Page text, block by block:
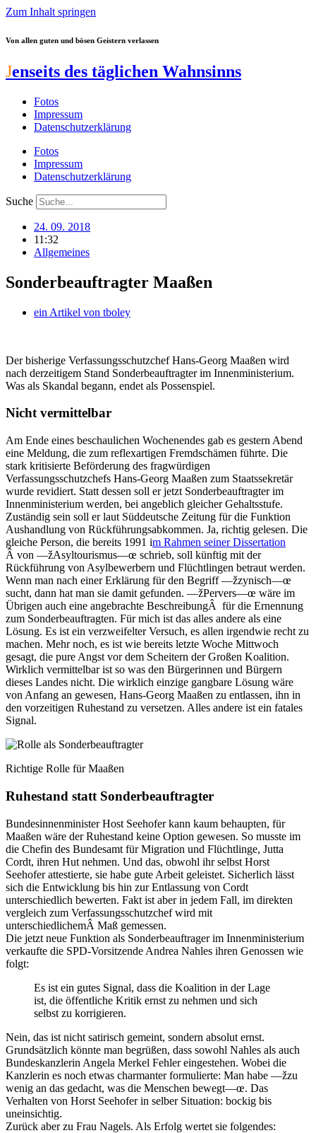
Zum Inhalt springen
Von allen guten und bösen Geistern verlassen
Jenseits des täglichen Wahnsinns
Fotos
Impressum
Datenschutzerklärung
Fotos
Impressum
Datenschutzerklärung
Suche
24. 09. 2018
11:32
Allgemeines
Sonderbeauftragter Maaßen
ein Artikel von tboley
Der bisherige Verfassungsschutzchef Hans-Georg Maaßen wird
nach derzeitigem Stand Sonderbeauftragter im Innenministerium.
Was als Skandal begann, endet als Possenspiel.
Nicht vermittelbar
Am Ende eines beschaulichen Wochenendes gab es gestern Abend
eine Meldung, die zum reflexartigen Fremdschämen führte. Die
stark kritisierte Beförderung des fragwürdigen
Verfassungsschutzchefs Hans-Georg Maaßen zum Staatssekretär
wurde revidiert. Statt dessen soll er jetzt Sonderbeauftragter im
Innenministerium werden, bei angeblich gleicher Gehaltsstufe.
Zuständig sein soll er laut Süddeutsche Zeitung für die Funktion
Aushandlung von Rückführungsabkommen. Ja, richtig gelesen. Die
gleiche Person, die bereits 1991 im Rahmen seiner Dissertation
Â von —žAsyltourismus—œ schrieb, soll künftig mit der
Rückführung von Asylbewerbern und Flüchtlingen betraut werden.
Wenn man nach einer Erklärung für den Begriff —žzynisch—œ
sucht, dann hat man sie damit gefunden. —žPervers—œ wäre im
Übrigen auch eine angebrachte BeschreibungÂ für die Ernennung
zum Sonderbeauftragten. Für mich ist das alles andere als eine
Lösung. Es ist ein verzweifelter Versuch, es allen irgendwie recht zu
machen. Mehr noch, es ist wie bereits letzte Woche Mittwoch
gesagt, die pure Angst vor dem Scheitern der Großen Koalition.
Wirklich vermittelbar ist so was den Bürgerinnen und Bürgern
dieses Landes nicht. Die wirklich einzige gangbare Lösung wäre
von Anfang an gewesen, Hans-Georg Maaßen zu entlassen, ihn in
den vorzeitigen Ruhestand zu versetzen. Alles andere ist ein fatales
Signal.
Richtige Rolle für Maaßen
Ruhestand statt Sonderbeauftragter
Bundesinnenminister Host Seehofer kann kaum behaupten, für
Maaßen wäre der Ruhestand keine Option gewesen. So musste im
die Chefin des Bundesamt für Migration und Flüchtlinge, Jutta
Cordt, ihren Hut nehmen. Und das, obwohl ihr selbst Horst
Seehofer attestierte, sie habe gute Arbeit geleistet. Sicherlich lässt
sich die Entwicklung bis hin zur Entlassung von Cordt
unterschiedlich bewerten. Fakt ist aber in jedem Fall, im direkten
vergleich zum Verfassungsschutzchef wird mit
unterschiedlichemÂ Maß gemessen.
Die jetzt neue Funktion als Sonderbeauftrager im Innenministerium
verkaufte die SPD-Vorsitzende Andrea Nahles ihren Genossen wie
folgt:
Es ist ein gutes Signal, dass die Koalition in der Lage
ist, die öffentliche Kritik ernst zu nehmen und sich
selbst zu korrigieren.
Nein, das ist nicht satirisch gemeint, sondern absolut ernst.
Grundsätzlich könnte man begrüßen, dass sowohl Nahles als auch
Bundeskanzlerin Angela Merkel Fehler eingestehen. Wobei die
Kanzlerin es noch etwas charmanter formulierte: Man habe —žzu
wenig an das gedacht, was die Menschen bewegt—œ. Das
Verhalten von Horst Seehofer in selber Situation: bockig bis
uneinsichtig.
Zurück aber zu Frau Nagels. Als Erfolg wertet sie folgendes: